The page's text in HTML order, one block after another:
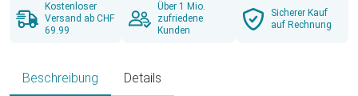
Kostenloser
Versand ab CHF
69.99
Über 1 Mio.
zufriedene
Kunden
Sicherer Kauf
auf Rechnung
Beschreibung Details